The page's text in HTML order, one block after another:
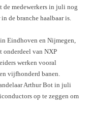
medewerkers in juli nog
de branche haalbaar is.
Eindhoven en Nijmegen,
onderdeel van NXP
werken vooral
vijfhonderd banen.
Arthur Bot in juli
op te zeggen om